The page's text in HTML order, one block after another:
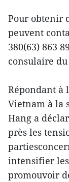
Pour obtenir
peuvent
380(63) 863
consulaire
Répondant à
Vietnam à la
Hang a
près les
intensifier
promouvoir